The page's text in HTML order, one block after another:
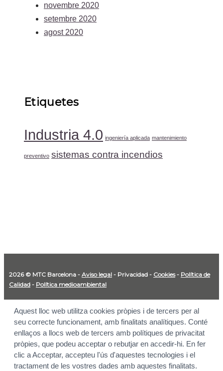
novembre 2020
setembre 2020
agost 2020
Etiquetes
Industria 4.0 ingeniería aplicada mantenimiento
preventivo sistemas contra incendios
2026 © MTC Barcelona - Aviso legal - Privacidad - Cookies- Política de
Calidad - Política medioambiental
Aquest lloc web utilitza cookies pròpies i de tercers per al
seu correcte funcionament, amb finalitats analítiques. Conté
enllaços a llocs web de tercers amb polítiques de privacitat
pròpies, que podeu acceptar o rebutjar en accedir-hi. En fer
clic a Acceptar, accepteu l'ús d'aquestes tecnologies i el
tractament de les vostres dades amb aquestes finalitats.